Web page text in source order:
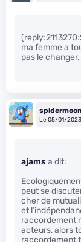
ma femme a
pas le changer.
spidermoon
Le 05/01/
ajams a dit:
peut se
cher de
et
raccordement
acteurs, alors